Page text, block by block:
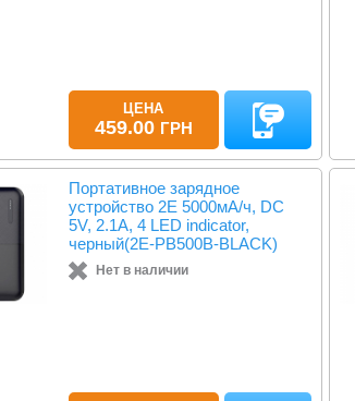
ЦЕНА
459.00 ГРН
Портативное зарядное
устройство 2Е 5000мА/ч, DC
5V, 2.1A, 4 LED indicator,
черный(2E-PB500B-BLACK)
Нет в наличии